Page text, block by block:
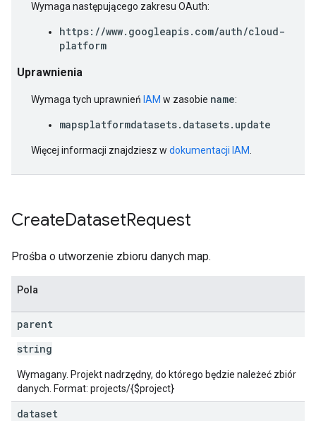
Wymaga następującego zakresu OAuth:
https://www.googleapis.com/auth/cloud-
platform
Uprawnienia
Wymaga tych uprawnień IAM w zasobie name:
mapsplatformdatasets.datasets.update
Więcej informacji znajdziesz w dokumentacji IAM
CreateDatasetRequest
Prośba o utworzenie zbioru danych map.
Pola
parent
string
Wymagany. Projekt nadrzędny, do którego będzie należeć zbiór
danych. Format: projects/{$project}
dataset